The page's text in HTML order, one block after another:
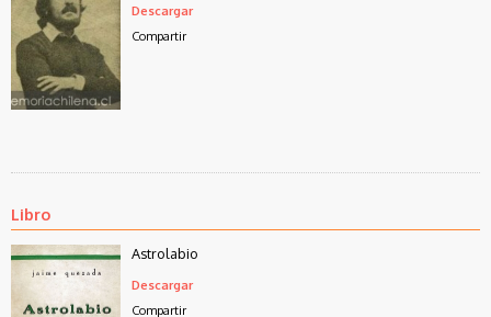
Descargar
Compartir
Libro
Astrolabio
Descargar
Compartir